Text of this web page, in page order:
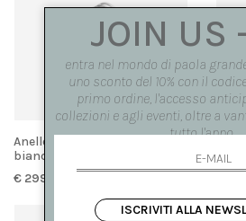
Anello 'Spinae' 6 elementi oro
bianco
€ 2990.00
JOIN US
entra nel mondo di paola
uno sconto del 10% con il
primo ordine, l'accesso
collezioni e agli eventi, oltre a
tutto l'anno.
ISCRIVITI ALLA